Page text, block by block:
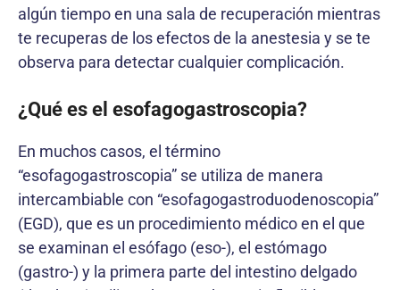
algún tiempo en una sala de recuperación mientras
te recuperas de los efectos de la anestesia y se te
observa para detectar cualquier complicación.
¿Qué es el esofagogastroscopia?
En muchos casos, el término
“esofagogastroscopia” se utiliza de manera
intercambiable con “esofagogastroduodenoscopia”
(EGD), que es un procedimiento médico en el que
se examinan el esófago (eso-), el estómago
(gastro-) y la primera parte del intestino delgado